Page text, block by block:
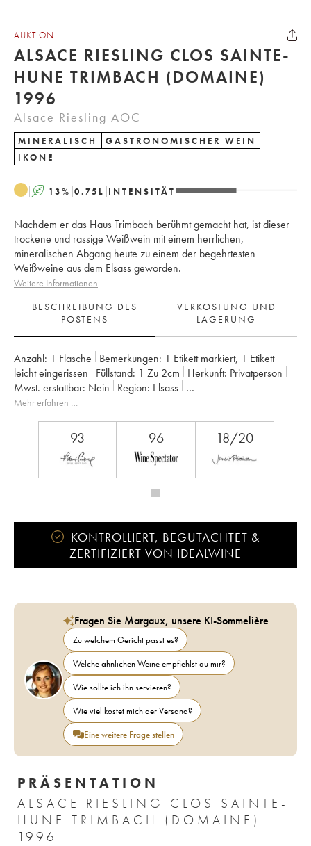
AUKTION
ALSACE RIESLING CLOS SAINTE-
HUNE TRIMBACH (DOMAINE)
1996
Alsace Riesling AOC
MINERALISCH
GASTRONOMISCHER WEIN
IKONE
A 13% 0.75 L INTENSITÄT
Nachdem er das Haus Trimbach berühmt gemacht hat, ist dieser
trockene und rassige Weißwein mit einem herrlichen,
mineralischen Abgang heute zu einem der begehrtesten
Weißweine aus dem Elsass geworden.
Weitere Informationen
BESCHREIBUNG DES
POSTENS
VERKOSTUNG UND
LAGERUNG
Anzahl: 1 Flasche Bemerkungen: 1 Etikett markiert, 1 Etikett
leicht eingerissen
Füllstand: 1 Zu 2cm Herkunft:
privatperson
Mwst. erstattbar:
nein Region:
Elsass
Appellation:
Alsace Riesling
Mehr erfahren …
93 96 18/20
KONTROLLIERT, BEGUTACHTET &
ZERTIFIZIERT VON IDEALWINE
Fragen Sie Margaux, unsere KI-Sommelière
Zu welchem Gericht passt es?
Welche ähnlichen Weine empfiehlst du mir?
Wie sollte ich ihn servieren?
Wie viel kostet mich der Versand?
Eine weitere Frage stellen
PRÄSENTATION
ALSACE RIESLING CLOS SAINTE-
HUNE TRIMBACH (DOMAINE)
1996